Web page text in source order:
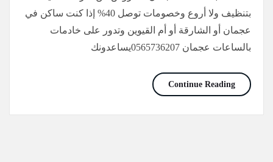
بتنظيف ولا أروع وخصومات توصل 40% إذا كنت ساكن في
عجمان أو الشارقة أو أم القيوين وتدور على خادمات
بالساعات عجمان 0565736207يساعدونك
Continue Readingخادمات بالساعات عجمان/0565736207